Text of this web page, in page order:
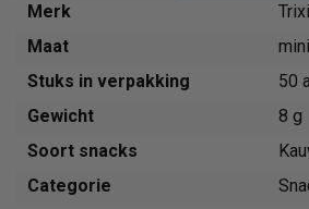
Merk
Maat
mini
Stuks in verpakking
50
Gewicht
8 g
Soort snacks
Categorie